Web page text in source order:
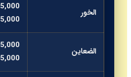
الخور
الضعاین